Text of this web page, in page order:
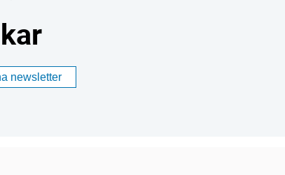
newsletter